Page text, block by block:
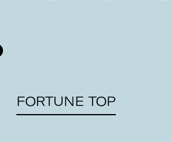
FORTUNE TOP